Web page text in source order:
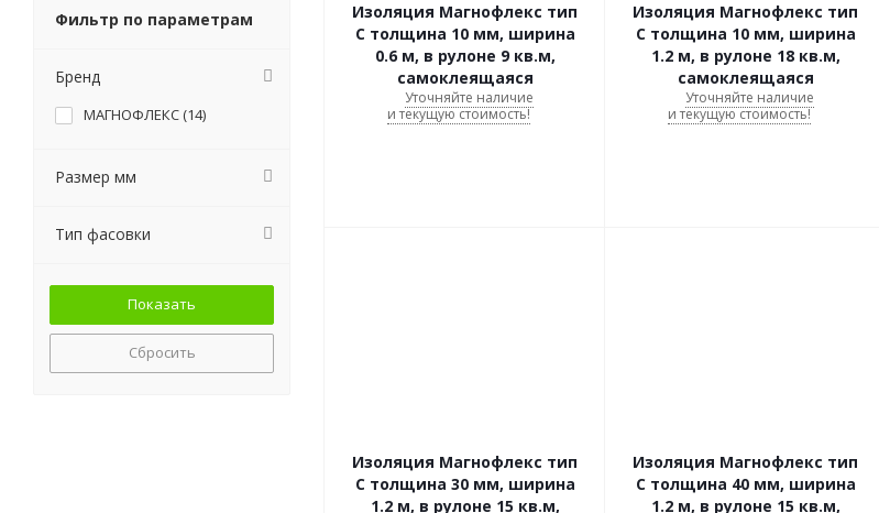
Изоляция Магнофлекс тип
C толщина 10 мм, ширина
0.6 м, в рулоне 9 кв.м,
самоклеящаяся
Уточняйте наличие
и текущую стоимость!
Изоляция Магнофлекс тип
C толщина 10 мм, ширина
1.2 м, в рулоне 18 кв.м,
самоклеящаяся
Уточняйте наличие
и текущую стоимость!
Изоляция Магнофлекс тип
C толщина 30 мм, ширина
1.2 м, в рулоне 15 кв.м,
Изоляция Магнофлекс тип
C толщина 40 мм, ширина
1.2 м, в рулоне 15 кв.м,
Фильтр по параметрам
Бренд
МАГНОФЛЕКС (14)
Размер мм
Тип фасовки
Сбросить